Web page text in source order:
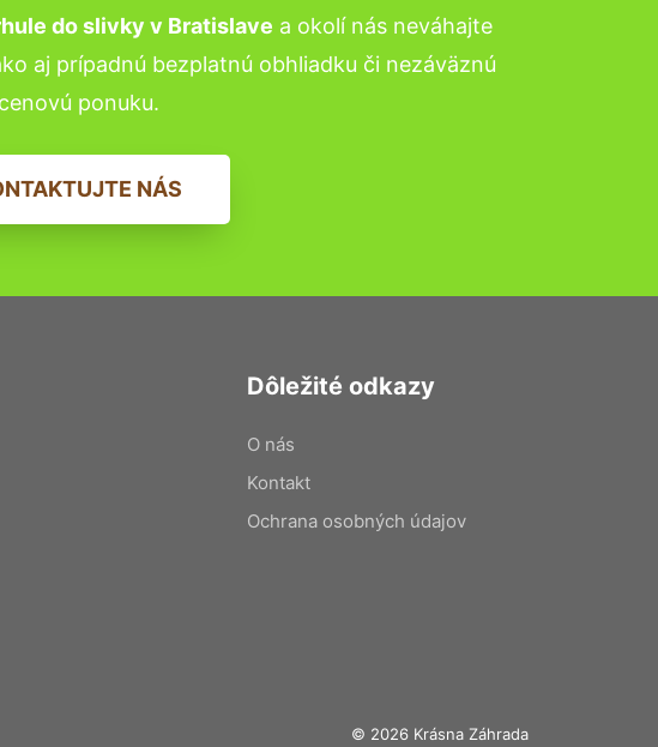
do slivky v Bratislave a okolí nás neváhajte
aj prípadnú bezplatnú obhliadku či nezáväznú
cenovú ponuku.
NÁS
Dôležité odkazy
O nás
Kontakt
Ochrana osobných údajov
© 2026 Krásna Záhrada